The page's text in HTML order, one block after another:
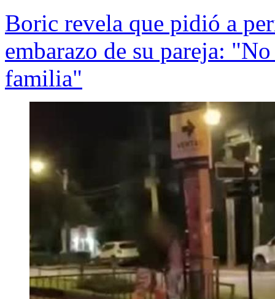
Boric revela que pidió a
embarazo de su pareja:
familia"